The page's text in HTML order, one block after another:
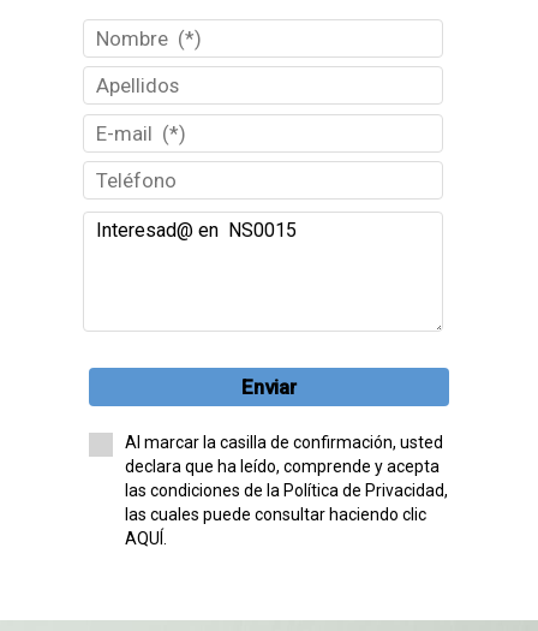
Enviar
Al marcar la casilla de confirmación, usted
declara que ha leído, comprende y acepta
las condiciones de la Política de Privacidad,
las cuales puede consultar haciendo clic
AQUÍ.